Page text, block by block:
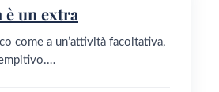
è un extra
come a un’attività facoltativa,